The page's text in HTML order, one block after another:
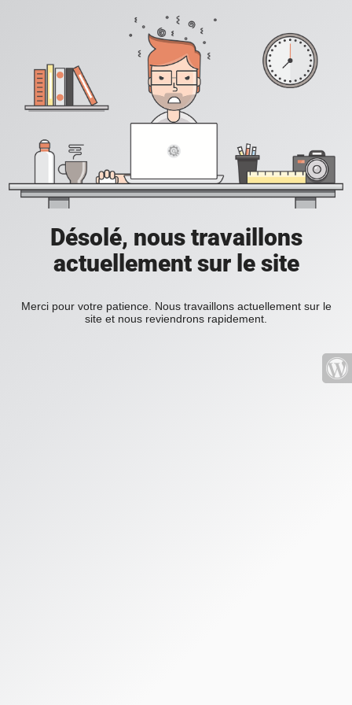
Désolé, nous travaillons
actuellement sur le site
Merci pour votre patience. Nous travaillons actuellement sur le
site et nous reviendrons rapidement.